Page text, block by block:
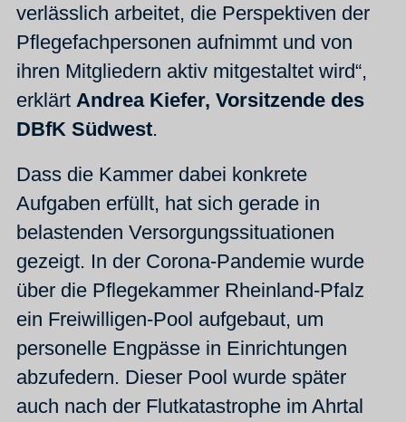
verlässlich arbeitet, die Perspektiven der
Pflegefachpersonen aufnimmt und von
ihren Mitgliedern aktiv mitgestaltet wird“,
erklärt Andrea Kiefer, Vorsitzende des
DBfK Südwest.
Dass die Kammer dabei konkrete
Aufgaben erfüllt, hat sich gerade in
belastenden Versorgungssituationen
gezeigt. In der Corona-Pandemie wurde
über die Pflegekammer Rheinland-Pfalz
ein Freiwilligen-Pool aufgebaut, um
personelle Engpässe in Einrichtungen
abzufedern. Dieser Pool wurde später
auch nach der Flutkatastrophe im Ahrtal